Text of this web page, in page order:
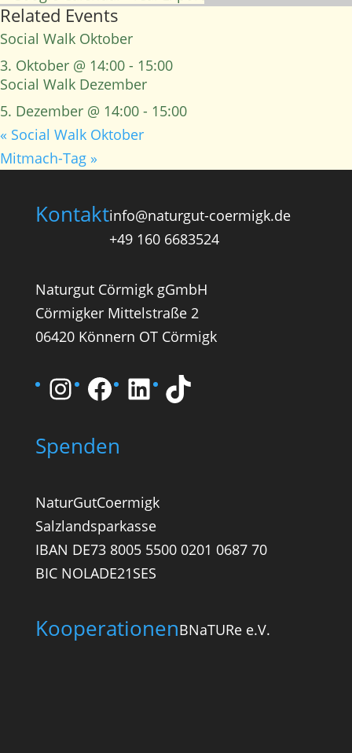
Related Events
Social Walk Oktober
3. Oktober @ 14:00 - 15:00
Social Walk Dezember
5. Dezember @ 14:00 - 15:00
« Social Walk Oktober
Mitmach-Tag »
Kontaktinfo@naturgut-coermigk.de
+49 160 6683524
Naturgut Cörmigk gGmbH
Cörmigker Mittelstraße 2
06420 Könnern OT Cörmigk
Instagram
Facebook
LinkedIn
TikTok
Spenden
NaturGutCoermigk
Salzlandsparkasse
IBAN DE73 8005 5500 0201 0687 70
BIC NOLADE21SES
KooperationenBNaTURe e.V.